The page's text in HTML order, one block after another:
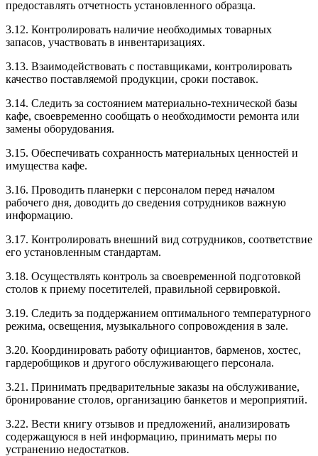
предоставлять отчетность установленного образца.
3.12. Контролировать наличие необходимых товарных
запасов, участвовать в инвентаризациях.
3.13. Взаимодействовать с поставщиками, контролировать
качество поставляемой продукции, сроки поставок.
3.14. Следить за состоянием материально-технической базы
кафе, своевременно сообщать о необходимости ремонта или
замены оборудования.
3.15. Обеспечивать сохранность материальных ценностей и
имущества кафе.
3.16. Проводить планерки с персоналом перед началом
рабочего дня, доводить до сведения сотрудников важную
информацию.
3.17. Контролировать внешний вид сотрудников, соответствие
его установленным стандартам.
3.18. Осуществлять контроль за своевременной подготовкой
столов к приему посетителей, правильной сервировкой.
3.19. Следить за поддержанием оптимального температурного
режима, освещения, музыкального сопровождения в зале.
3.20. Координировать работу официантов, барменов, хостес,
гардеробщиков и другого обслуживающего персонала.
3.21. Принимать предварительные заказы на обслуживание,
бронирование столов, организацию банкетов и мероприятий.
3.22. Вести книгу отзывов и предложений, анализировать
содержащуюся в ней информацию, принимать меры по
устранению недостатков.